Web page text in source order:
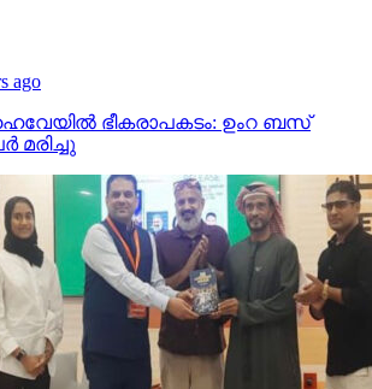
ago
ഭീകരാപകടം: ഉംറ ബസ്
മരിച്ചു